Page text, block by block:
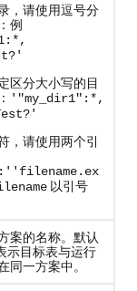
，请使用逗号分
例
区分大小写的目
'"my_dir1":*,
，请使用两个引
以引号
案的名称。默认
示目标表与运行
同一方案中。